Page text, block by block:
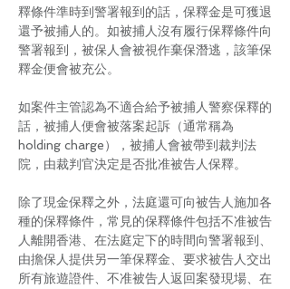
釋條件準時到警署報到的話，保釋金是可獲退
還予被捕人的。如被捕人沒有履行保釋條件向
警署報到，被保人會被視作棄保潛逃，該筆保
釋金便會被充公。
如案件主管認為不適合給予被捕人警察保釋的
話，被捕人便會被落案起訴（通常稱為
holding charge），被捕人會被帶到裁判法
院，由裁判官決定是否批准被告人保釋。
除了現金保釋之外，法庭還可向被告人施加各
種的保釋條件，常見的保釋條件包括不准被告
人離開香港、在法庭定下的時間向警署報到、
由擔保人提供另一筆保釋金、要求被告人交出
所有旅遊證件、不准被告人返回案發現場、在